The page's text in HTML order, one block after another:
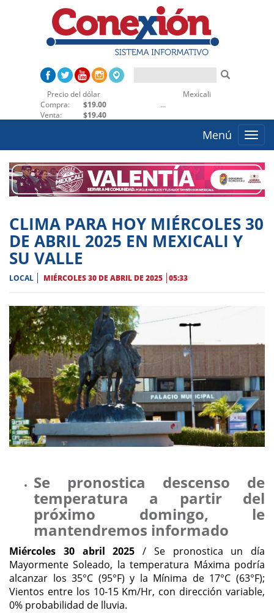
Precio del dólar
Compra:
$19.00
Venta:
$19.40
Ensenada
...
Toggle
Menú
CLIMA PARA HOY MIÉRCOLES 30
DE ABRIL 2025 EN MEXICALI Y
SU VALLE
LOCAL MIÉRCOLES 30 DE ABRIL DE 2025 05:33
Se pronostica descenso de
temperatura a partir del
próximo domingo, le
mantendremos informado
Miércoles 30 abril 2025 / Se pronostica un día
Mayormente Soleado, la temperatura Máxima podría
alcanzar los 35°C (95°F) y la Mínima de 17°C (63°F);
Vientos entre los 10-15 Km/Hr, con dirección variable,
0% probabilidad de lluvia.